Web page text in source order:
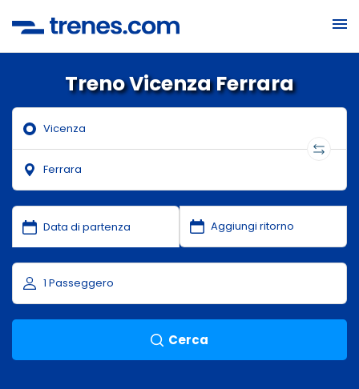
Treno Vicenza Ferrara
Cerca